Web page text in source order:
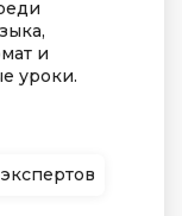
и
уроки.